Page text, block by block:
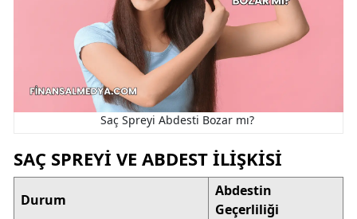
Saç Spreyi Abdesti Bozar mı?
SAÇ SPREYI VE ABDEST İLIŞKISI
Durum
Abdestin
Geçerliliği